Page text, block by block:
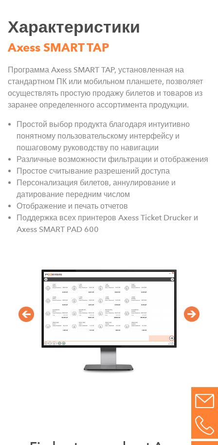
Характеристики
Axess SMART TAP
Программа Axess SMART TAP, установленная на
стандартном ПК или мобильном планшете, позволяет
осуществлять простую продажу билетов и товаров из
заранее определенного ассортимента продукции.
Простой выбор продукта благодаря интуитивно
понятному пользовательскому интерфейсу и
пошаговому руководству по навигации
Различные возможности фильтрации и отображения
Простое считывание разрешений доступа
Персонализация билетов, аннулирование и
датирование передним числом
Отображение и печать отчетов
Поддержка всех принтеров Axess Ticket Drucker и
Axess SMART PAD 600